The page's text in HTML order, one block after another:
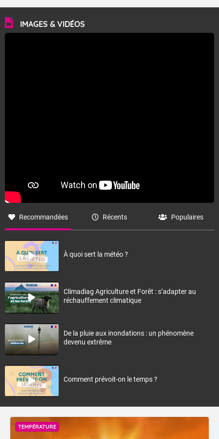
IMAGES & VIDÉOS
Recommandées Récents Populaires
À quoi sert la météo ?
Climadiag Agriculture et Forêt : s’adapter au
réchauffement climatique
De la pluie aux inondations : un phénomène
devenu extrême
Comment prévoit-on le temps ?
TEMPÉRATURE